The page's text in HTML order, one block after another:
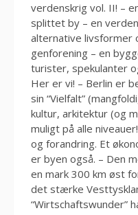
verdenskrig vol. II! –
splittet by – en
alternative livsformer
genforening – en
turister, spekulanter
Her er vi! – Berlin er
sin “Vielfalt”
kultur, arkitektur (og
muligt på alle
og forandring. Et
er byen også. – Den
en mark 300 km øst
det stærke
“Wirtschaftswunder”